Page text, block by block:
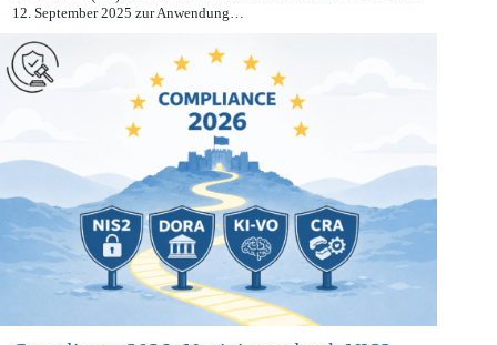
Der Data Act (DA) ist seit dem 11. Januar 2024 in Kraft und seit dem
12. September 2025 zur Anwendung…